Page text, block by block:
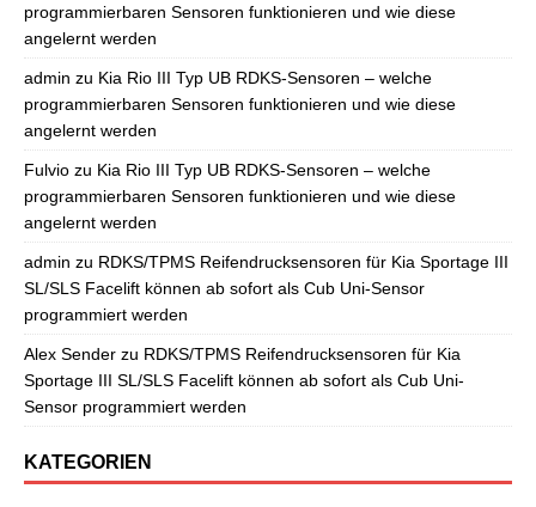
programmierbaren Sensoren funktionieren und wie diese
angelernt werden
admin zu Kia Rio III Typ UB RDKS-Sensoren – welche
programmierbaren Sensoren funktionieren und wie diese
angelernt werden
Fulvio zu Kia Rio III Typ UB RDKS-Sensoren – welche
programmierbaren Sensoren funktionieren und wie diese
angelernt werden
admin zu RDKS/TPMS Reifendrucksensoren für Kia Sportage III
SL/SLS Facelift können ab sofort als Cub Uni-Sensor
programmiert werden
Alex Sender zu RDKS/TPMS Reifendrucksensoren für Kia
Sportage III SL/SLS Facelift können ab sofort als Cub Uni-
Sensor programmiert werden
KATEGORIEN